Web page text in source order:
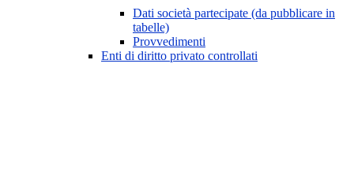
Dati società partecipate (da pubblicare in
tabelle)
Provvedimenti
Enti di diritto privato controllati